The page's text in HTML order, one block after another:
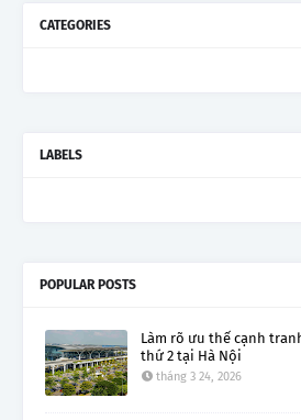
CATEGORIES
LABELS
POPULAR POSTS
Làm rõ ưu thế cạnh
thứ 2 tại Hà Nội
tháng 3 24, 2026